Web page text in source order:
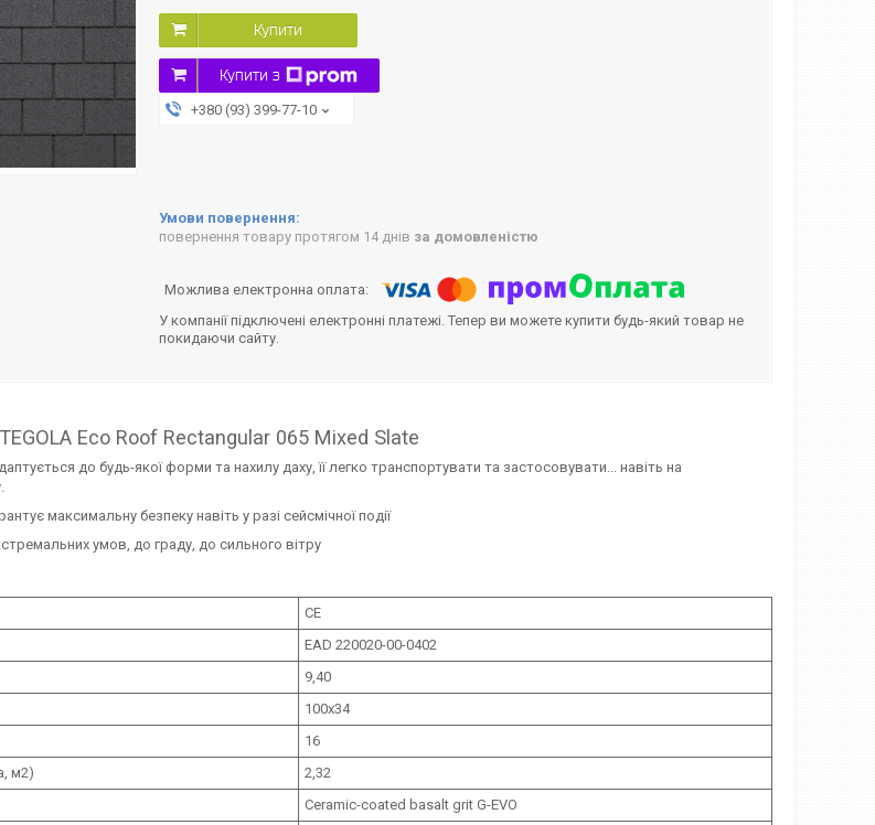
Купити
Купити з
+380 (93) 399-77-10
повернення товару протягом 14 днів за домовленістю
У компанії підключені електронні платежі. Тепер ви можете купити будь-який товар не
покидаючи сайту.
Eco Roof Rectangular 065 Mixed Slate
до будь-якої форми та нахилу даху, її легко транспортувати та застосовувати... навіть на
максимальну безпеку навіть у разі сейсмічної події
умов, до граду, до сильного вітру
CE
EAD 220020-00-0402
9,40
100x34
16
м2)
2,32
Ceramic-coated basalt grit G-EVO